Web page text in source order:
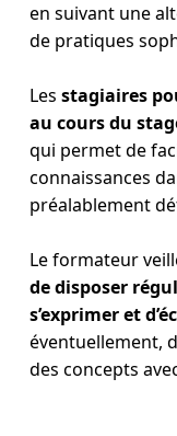
en suivant une
de pratiques
Les stagiaires
au cours du
qui permet de
connaissances
préalablement
Le formateur
de disposer
s’exprimer et
éventuellement,
des concepts